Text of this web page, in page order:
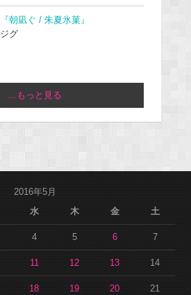
『朝凪ぐ / 朱夏氷菓』
ジグ
...もっと見る
2016年5月
水 木 金 土
4 5 6 7
11 12 13 14
18 19 20 21